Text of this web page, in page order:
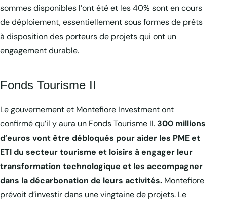
sommes disponibles l’ont été et les 40% sont en cours
de déploiement, essentiellement sous formes de prêts
à disposition des porteurs de projets qui ont un
engagement durable.
Fonds Tourisme II
Le gouvernement et Montefiore Investment ont
confirmé qu’il y aura un Fonds Tourisme II. 300 millions
d’euros vont être débloqués pour aider les PME et
ETI du secteur tourisme et loisirs à engager leur
transformation technologique et les accompagner
dans la décarbonation de leurs activités. Montefiore
prévoit d’investir dans une vingtaine de projets. Le